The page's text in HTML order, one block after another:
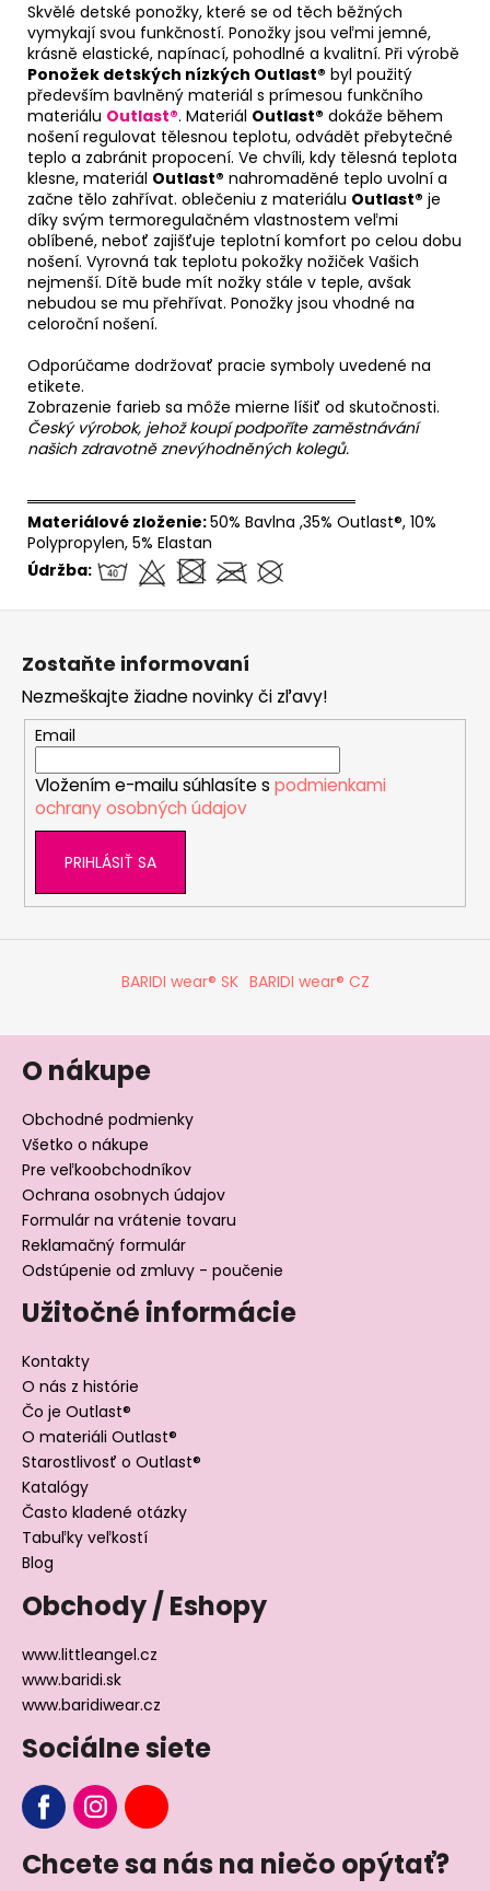
Skvělé detské ponožky, které se od těch běžných
vymykají svou funkčností. Ponožky jsou veľmi jemné,
krásně elastické, napínací, pohodlné a kvalitní. Při výrobě
Ponožek detských nízkých Outlast® byl použitý
především bavlněný materiál s prímesou funkčního
materiálu Outlast®. Materiál Outlast® dokáže během
nošení regulovat tělesnou teplotu, odvádět přebytečné
teplo a zabránit propocení. Ve chvíli, kdy tělesná teplota
klesne, materiál Outlast® nahromaděné teplo uvolní a
začne tělo zahřívat. oblečeniu z materiálu Outlast® je
díky svým termoregulačném vlastnostem veľmi
oblíbené, neboť zajišťuje teplotní komfort po celou dobu
nošení. Vyrovná tak teplotu pokožky nožiček Vašich
nejmenší. Dítě bude mít nožky stále v teple, avšak
nebudou se mu přehřívat. Ponožky jsou vhodné na
celoroční nošení.
Odporúčame dodržovať pracie symboly uvedené na
etikete.
Zobrazenie farieb sa môže mierne líšiť od skutočnosti.
Český výrobok, jehož koupí podpoříte zaměstnávání
našich zdravotně znevýhodněných kolegů.
══════════════════════════════
Materiálové zloženie:50% Bavlna ,35% Outlast®, 10%
Polypropylen, 5% Elastan
Údržba:
Zostaňte informovaní
Nezmeškajte žiadne novinky či zľavy!
Email
Vložením e-mailu súhlasíte s podmienkami
ochrany osobných údajov
PRIHLÁSIŤ SA
BARIDI wear® SK BARIDI wear® CZ
O nákupe
Obchodné podmienky
Všetko o nákupe
Pre veľkoobchodníkov
Ochrana osobnych údajov
Formulár na vrátenie tovaru
Reklamačný formulár
Odstúpenie od zmluvy - poučenie
Užitočné informácie
Kontakty
O nás z histórie
Čo je Outlast®
O materiáli Outlast®
Starostlivosť o Outlast®
Katalógy
Často kladené otázky
Tabuľky veľkostí
Blog
Obchody / Eshopy
www.littleangel.cz
www.baridi.sk
www.baridiwear.cz
Sociálne siete
Chcete sa nás na niečo opýtať?